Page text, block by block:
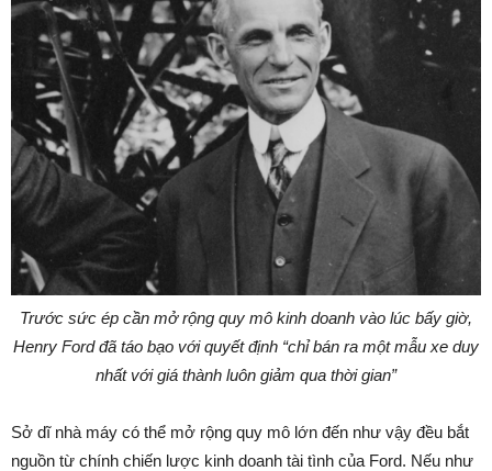
Trước sức ép cần mở rộng quy mô kinh doanh vào lúc bấy giờ,
Henry Ford đã táo bạo với quyết định “chỉ bán ra một mẫu xe duy
nhất với giá thành luôn giảm qua thời gian”
Sở dĩ nhà máy có thể mở rộng quy mô lớn đến như vậy đều bắt
nguồn từ chính chiến lược kinh doanh tài tình của Ford. Nếu như